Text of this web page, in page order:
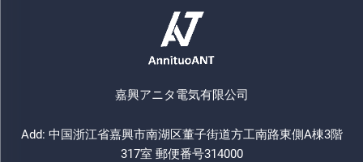
嘉興アニタ電気有限公司
Add: 中国浙江省嘉興市南湖区董子街道方工南路東側A棟3階
317室 郵便番号314000